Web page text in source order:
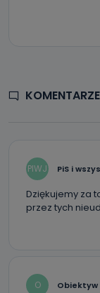
PIWJ PiS i
Dziękujemy za
przez tych
O Obiektyw